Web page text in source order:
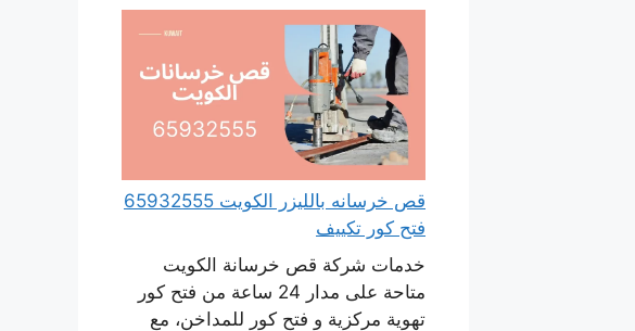
قص خرسانه بالليزر الكويت 65932555
فتح كور تكييف
خدمات شركة قص خرسانة الكويت
متاحة على مدار 24 ساعة من فتح كور
تهوية مركزية و فتح كور للمداخن، مع